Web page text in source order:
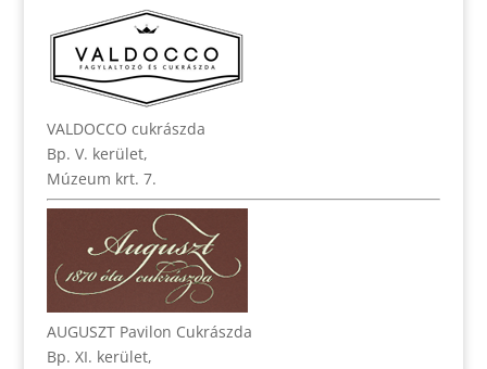
VALDOCCO cukrászda
Bp. V. kerület,
Múzeum krt. 7.
AUGUSZT Pavilon Cukrászda
Bp. XI. kerület,